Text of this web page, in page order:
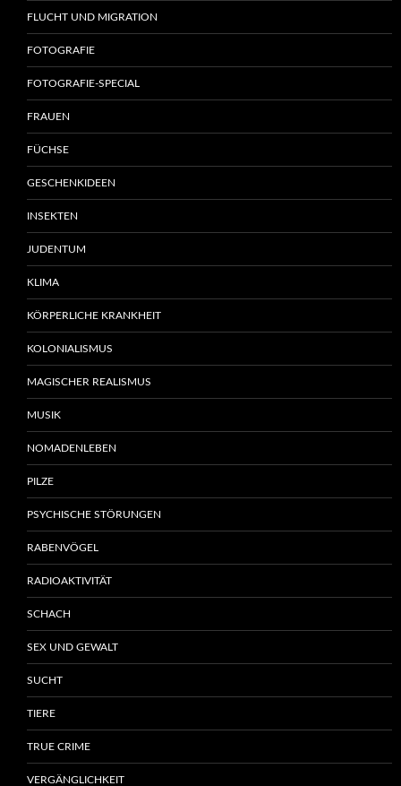
FLUCHT UND MIGRATION
FOTOGRAFIE
FOTOGRAFIE-SPECIAL
FRAUEN
FÜCHSE
GESCHENKIDEEN
INSEKTEN
JUDENTUM
KLIMA
KÖRPERLICHE KRANKHEIT
KOLONIALISMUS
MAGISCHER REALISMUS
MUSIK
NOMADENLEBEN
PILZE
PSYCHISCHE STÖRUNGEN
RABENVÖGEL
RADIOAKTIVITÄT
SCHACH
SEX UND GEWALT
SUCHT
TIERE
TRUE CRIME
VERGÄNGLICHKEIT